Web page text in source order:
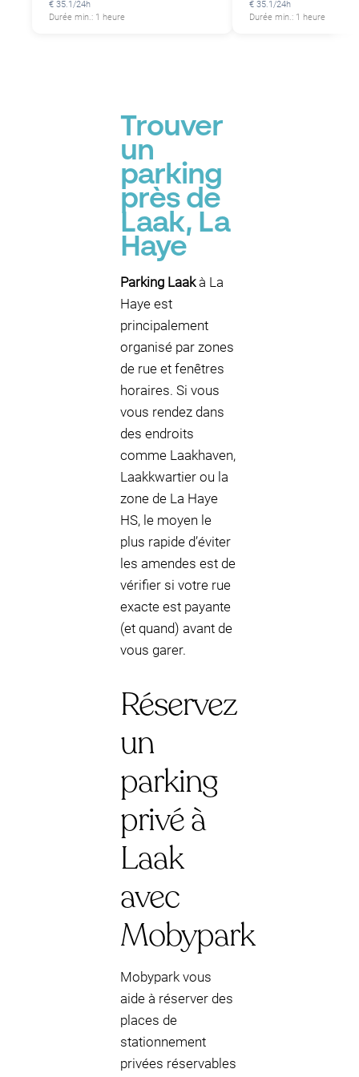
€ 35.1/24h
Durée min.: 1 heure
€ 35.1/24h
Durée min.: 1 heure
Trouver
un
parking
près de
Laak, La
Haye
Parking Laakà La
Haye est
principalement
organisé par zones
de rue et fenêtres
horaires. Si vous
vous rendez dans
des endroits
comme Laakhaven,
Laakkwartier ou la
zone de La Haye
HS, le moyen le
plus rapide d’éviter
les amendes est de
vérifier si votre rue
exacte est payante
(et quand) avant de
vous garer.
Réservez
un
parking
privé à
Laak
avec
Mobypark
Mobypark vous
aide à réserver des
places de
stationnement
privées réservables